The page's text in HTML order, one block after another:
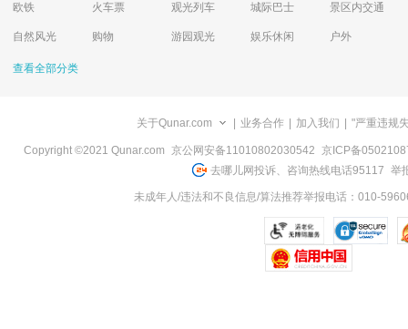
欧铁 火车票 观光列车 城际巴士 景区内交通
自然风光 购物 游园观光 娱乐休闲 户外
查看全部分类
关于Qunar.com 业务合作 加入我们 "严重违规
Copyright ©2021 Qunar.com 京公网安备11010802030542 京ICP备
去哪儿网投诉、咨询热线电话95117 举
未成年人/违法和不良信息/算法推荐举报电话：010-